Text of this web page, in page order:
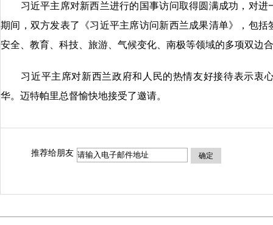
习近平主席对新西兰进行的国事访问取得圆满成功，对进
期间，双方发表了《习近平主席访问新西兰成果清单》，包
安全、教育、科技、旅游、气候变化、南极等领域的多项双边
习近平主席对新西兰政府和人民的热情友好接待表示衷
华。迈特帕里总督愉快地接受了邀请。
推荐给朋友 确定